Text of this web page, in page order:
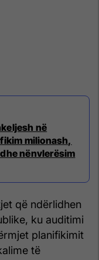
në
milionash,
nënvlerësim
që ndërlidhen
ku auditimi
planifikimit
të